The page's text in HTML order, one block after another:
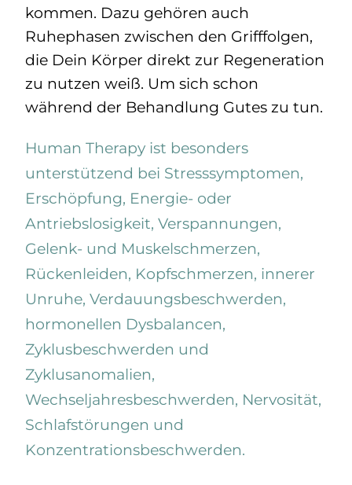
kommen. Dazu gehören auch
Ruhephasen zwischen den Grifffolgen,
die Dein Körper direkt zur Regeneration
zu nutzen weiß. Um sich schon
während der Behandlung Gutes zu tun.
Human Therapy ist besonders
unterstützend bei Stresssymptomen,
Erschöpfung, Energie- oder
Antriebslosigkeit, Verspannungen,
Gelenk- und Muskelschmerzen,
Rückenleiden, Kopfschmerzen, innerer
Unruhe, Verdauungsbeschwerden,
hormonellen Dysbalancen,
Zyklusbeschwerden und
Zyklusanomalien,
Wechseljahresbeschwerden, Nervosität,
Schlafstörungen und
Konzentrationsbeschwerden.